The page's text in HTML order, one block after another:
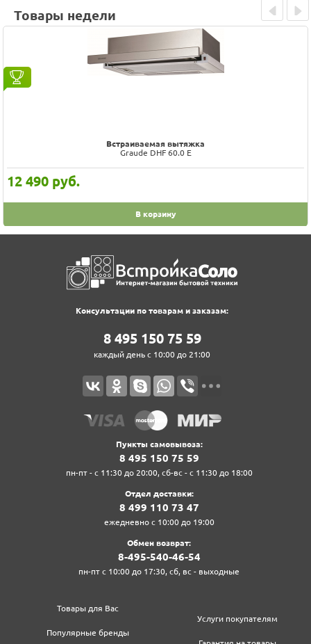
Товары недели
Встраиваемая вытяжка
Graude DHF 60.0 E
12 490 руб.
В корзину
Prev Next
Консультации по товарам и заказам:
8‍ 4‍9‍5‍ 1‍5‍0‍ 7‍5‍ 5‍9‍
каждый день с 10:00 до 21:00
Пункты самовывоза:
8‍ 4‍9‍5‍ 1‍5‍0‍ 7‍5‍ 5‍9‍
пн-пт - с 11:30 до 20:00, сб-вс - с 11:30 до 18:00
Отдел доставки:
8‍ 4‍9‍9‍ 1‍1‍0‍ 7‍3‍ 4‍7‍
ежедневно с 10:00 до 19:00
Обмен возврат:
8‍-4‍9‍5‍-5‍4‍0‍-4‍6‍-5‍4‍
пн-пт с 10:00 до 17:30, сб, вс - выходные
Товары для Вас
Популярные бренды
Услуги покупателям